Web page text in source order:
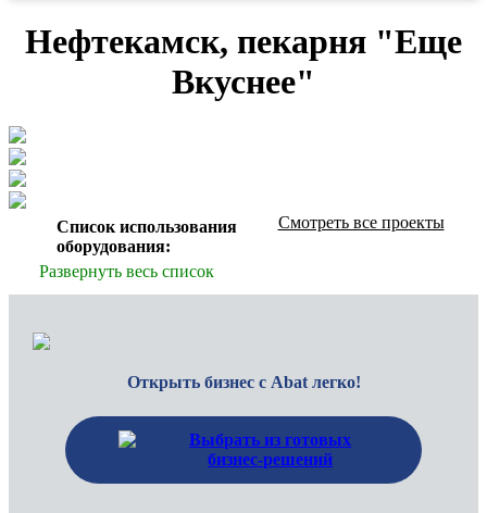
Нефтекамск, пекарня "Еще
Вкуснее"
Список использования
оборудования:
Развернуть весь список
Смотреть все проекты
Открыть бизнес с Abat легко!
Выбрать из готовых
бизнес-решений